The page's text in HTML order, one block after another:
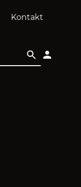
Kontakt